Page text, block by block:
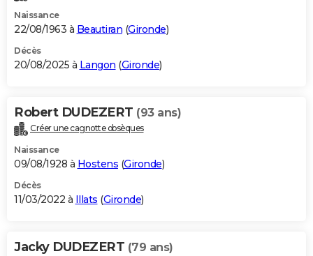
Naissance
22/08/1963 à Beautiran (Gironde)
Décès
20/08/2025 à Langon (Gironde)
Robert DUDEZERT (93 ans)
Créer une cagnotte obsèques
Naissance
09/08/1928 à Hostens (Gironde)
Décès
11/03/2022 à Illats (Gironde)
Jacky DUDEZERT (79 ans)